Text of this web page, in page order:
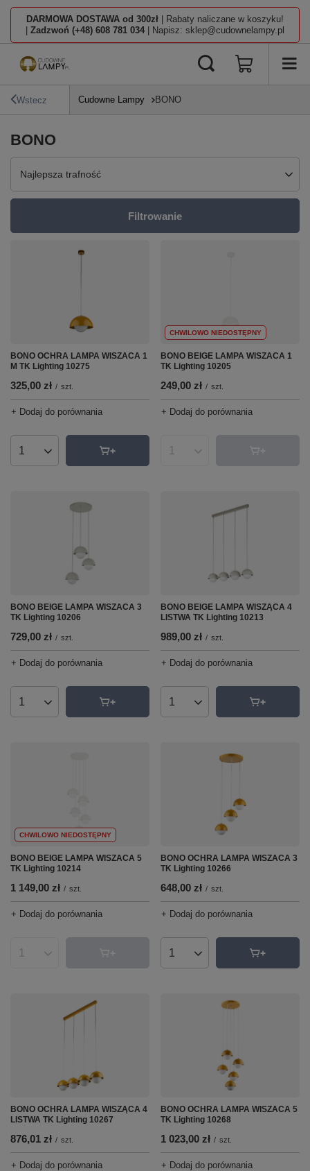
DARMOWA DOSTAWA od 300zł | Rabaty naliczane w koszyku!
Zadzwoń (+48) 608 781 034 | Napisz: sklep@cudownelampy.pl
Wstecz Cudowne Lampy BONO
BONO
Zmień sortowanie
Najlepsza trafność
Filtrowanie
BONO OCHRA LAMPA WISZACA 1
M TK Lighting 10275
325,00 zł / szt.
+ Dodaj do porównania
Ilość produktów
CHWILOWO NIEDOSTĘPNY
BONO BEIGE LAMPA WISZACA 1
TK Lighting 10205
249,00 zł / szt.
+ Dodaj do porównania
Ilość produktów
BONO BEIGE LAMPA WISZACA 3
TK Lighting 10206
729,00 zł / szt.
+ Dodaj do porównania
Ilość produktów
BONO BEIGE LAMPA WISZĄCA 4
LISTWA TK Lighting 10213
989,00 zł / szt.
+ Dodaj do porównania
Ilość produktów
CHWILOWO NIEDOSTĘPNY
BONO BEIGE LAMPA WISZACA 5
TK Lighting 10214
1 149,00 zł / szt.
+ Dodaj do porównania
Ilość produktów
BONO OCHRA LAMPA WISZACA 3
TK Lighting 10266
648,00 zł / szt.
+ Dodaj do porównania
Ilość produktów
BONO OCHRA LAMPA WISZĄCA 4
LISTWA TK Lighting 10267
876,01 zł / szt.
+ Dodaj do porównania
BONO OCHRA LAMPA WISZACA 5
TK Lighting 10268
1 023,00 zł / szt.
+ Dodaj do porównania